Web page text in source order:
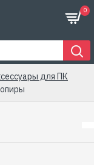
0
для ПК